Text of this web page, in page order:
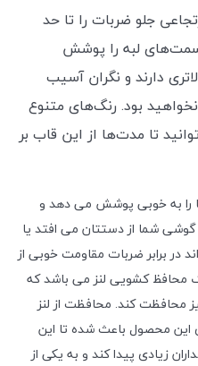
جلو ضربات را تا حد
لبه را پوشش
دارند و نگران آسیب
بود. رنگ‌های متنوع
تا مدت‌ها از این قاب بر
را به خوبی پوشش می دهد و
شما از دستتان می افتد یا
در برابر ضربات مقاومت خوبی از
محافظ کشویی لنز می باشد که
محافظت کند. محافظت از لنز
این محصول باعث شده تا این
زیادی پیدا کند و به یکی از